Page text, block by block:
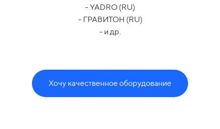
- YADRO (RU)
- ГРАВИТОН (RU)
- и др.
Хочу качественное оборудование